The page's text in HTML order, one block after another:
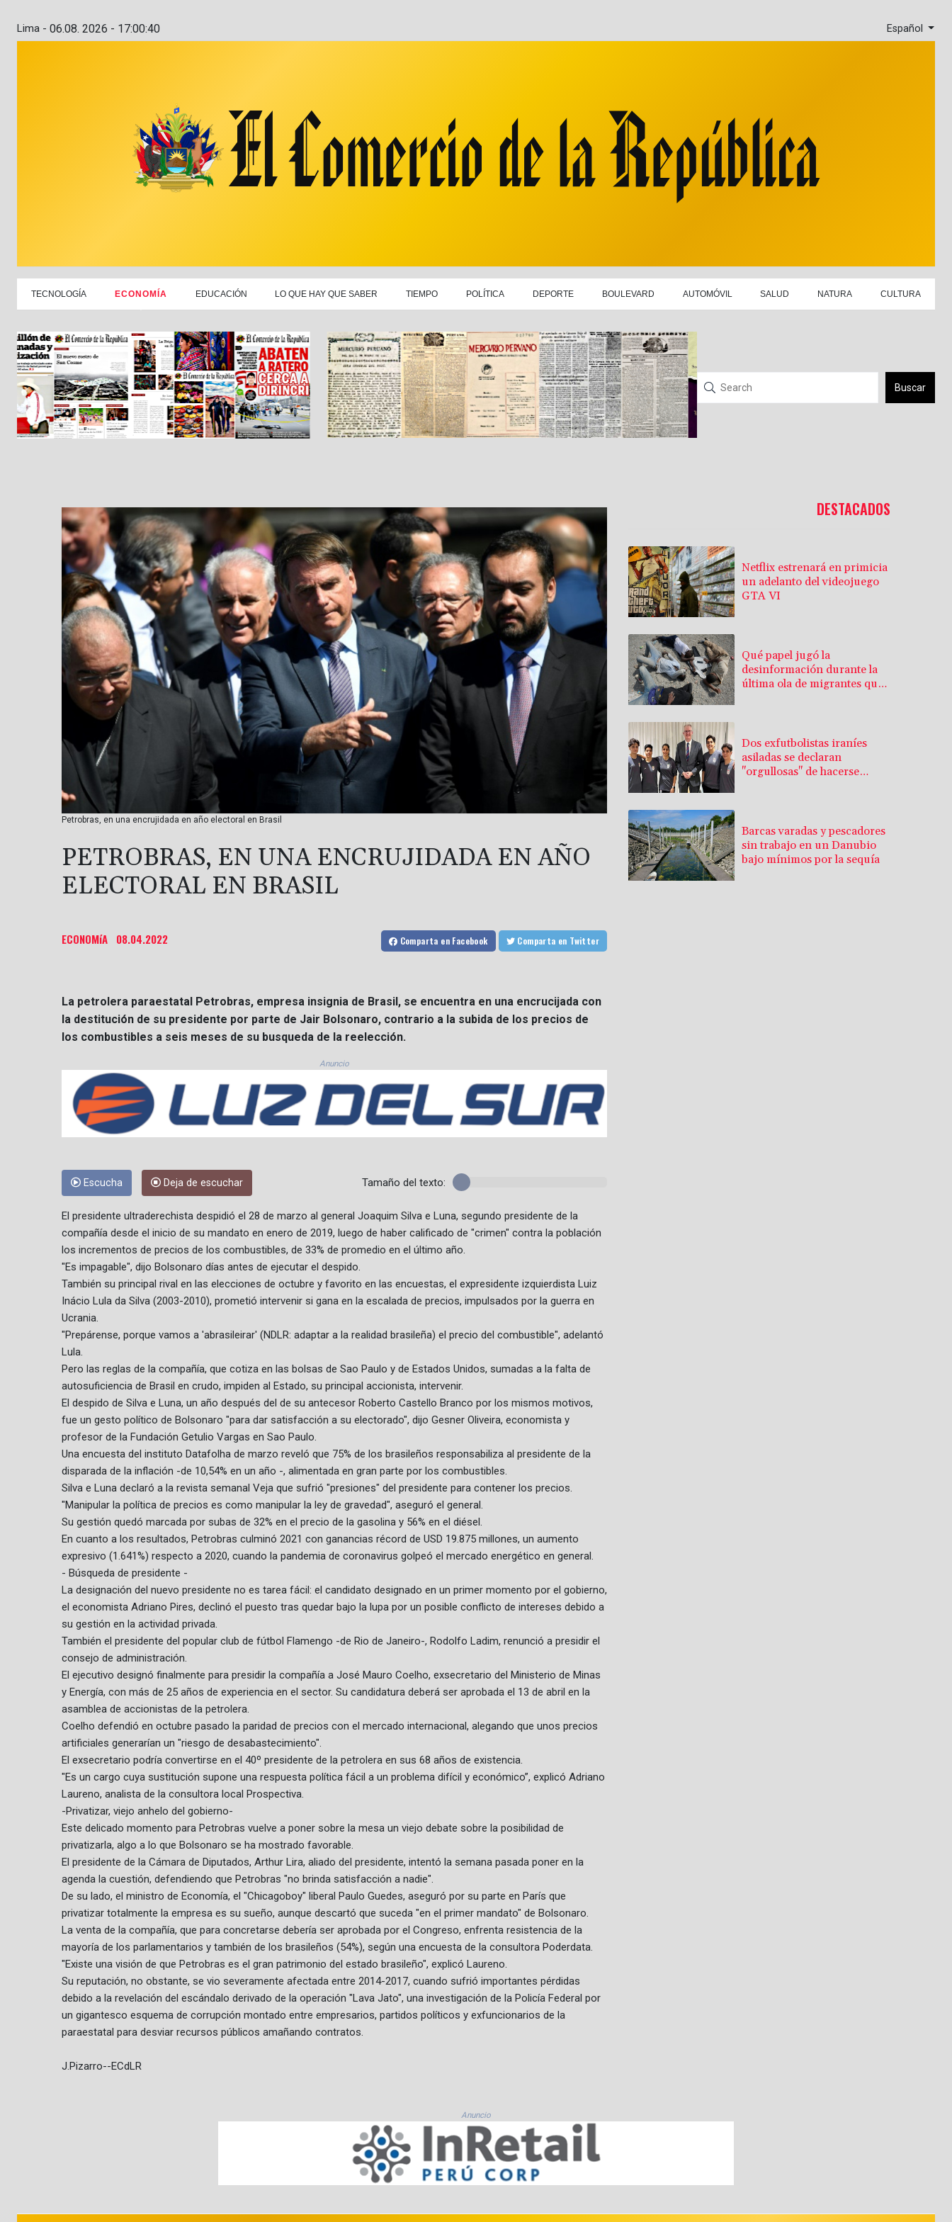
Lima - 06.08. 2026 - 17:00:41 Español
TECNOLOGÍA ECONOMÍA EDUCACIÓN LO QUE HAY QUE SABER TIEMPO POLÍTICA DEPORTE BOULEVARD AUTOMÓVIL SALUD NATURA CULTURA
Buscar
Petrobras, en una encrujidada en año electoral en Brasil
PETROBRAS, EN UNA ENCRUJIDADA EN AÑO
ELECTORAL EN BRASIL
ECONOMíA 08.04.2022 Comparta en Facebook Comparta en Twitter
La petrolera paraestatal Petrobras, empresa insignia de Brasil, se encuentra en una encrucijada con
la destitución de su presidente por parte de Jair Bolsonaro, contrario a la subida de los precios de
los combustibles a seis meses de su busqueda de la reelección.
Anuncio
Escucha Deja de escuchar Tamaño del texto:
El presidente ultraderechista despidió el 28 de marzo al general Joaquim Silva e Luna, segundo presidente de la
compañía desde el inicio de su mandato en enero de 2019, luego de haber calificado de "crimen" contra la población
los incrementos de precios de los combustibles, de 33% de promedio en el último año.
"Es impagable", dijo Bolsonaro días antes de ejecutar el despido.
También su principal rival en las elecciones de octubre y favorito en las encuestas, el expresidente izquierdista Luiz
Inácio Lula da Silva (2003-2010), prometió intervenir si gana en la escalada de precios, impulsados por la guerra en
Ucrania.
"Prepárense, porque vamos a 'abrasileirar' (NDLR: adaptar a la realidad brasileña) el precio del combustible", adelantó
Lula.
Pero las reglas de la compañía, que cotiza en las bolsas de Sao Paulo y de Estados Unidos, sumadas a la falta de
autosuficiencia de Brasil en crudo, impiden al Estado, su principal accionista, intervenir.
El despido de Silva e Luna, un año después del de su antecesor Roberto Castello Branco por los mismos motivos,
fue un gesto político de Bolsonaro "para dar satisfacción a su electorado", dijo Gesner Oliveira, economista y
profesor de la Fundación Getulio Vargas en Sao Paulo.
Una encuesta del instituto Datafolha de marzo reveló que 75% de los brasileños responsabiliza al presidente de la
disparada de la inflación -de 10,54% en un año -, alimentada en gran parte por los combustibles.
Silva e Luna declaró a la revista semanal Veja que sufrió "presiones" del presidente para contener los precios.
"Manipular la política de precios es como manipular la ley de gravedad", aseguró el general.
Su gestión quedó marcada por subas de 32% en el precio de la gasolina y 56% en el diésel.
En cuanto a los resultados, Petrobras culminó 2021 con ganancias récord de USD 19.875 millones, un aumento
expresivo (1.641%) respecto a 2020, cuando la pandemia de coronavirus golpeó el mercado energético en general.
- Búsqueda de presidente -
La designación del nuevo presidente no es tarea fácil: el candidato designado en un primer momento por el gobierno,
el economista Adriano Pires, declinó el puesto tras quedar bajo la lupa por un posible conflicto de intereses debido a
su gestión en la actividad privada.
También el presidente del popular club de fútbol Flamengo -de Rio de Janeiro-, Rodolfo Ladim, renunció a presidir el
consejo de administración.
El ejecutivo designó finalmente para presidir la compañía a José Mauro Coelho, exsecretario del Ministerio de Minas
y Energía, con más de 25 años de experiencia en el sector. Su candidatura deberá ser aprobada el 13 de abril en la
asamblea de accionistas de la petrolera.
Coelho defendió en octubre pasado la paridad de precios con el mercado internacional, alegando que unos precios
artificiales generarían un "riesgo de desabastecimiento".
El exsecretario podría convertirse en el 40º presidente de la petrolera en sus 68 años de existencia.
"Es un cargo cuya sustitución supone una respuesta política fácil a un problema difícil y económico”, explicó Adriano
Laureno, analista de la consultora local Prospectiva.
-Privatizar, viejo anhelo del gobierno-
Este delicado momento para Petrobras vuelve a poner sobre la mesa un viejo debate sobre la posibilidad de
privatizarla, algo a lo que Bolsonaro se ha mostrado favorable.
El presidente de la Cámara de Diputados, Arthur Lira, aliado del presidente, intentó la semana pasada poner en la
agenda la cuestión, defendiendo que Petrobras "no brinda satisfacción a nadie".
De su lado, el ministro de Economía, el "Chicagoboy" liberal Paulo Guedes, aseguró por su parte en París que
privatizar totalmente la empresa es su sueño, aunque descartó que suceda "en el primer mandato" de Bolsonaro.
La venta de la compañía, que para concretarse debería ser aprobada por el Congreso, enfrenta resistencia de la
mayoría de los parlamentarios y también de los brasileños (54%), según una encuesta de la consultora Poderdata.
"Existe una visión de que Petrobras es el gran patrimonio del estado brasileño", explicó Laureno.
Su reputación, no obstante, se vio severamente afectada entre 2014-2017, cuando sufrió importantes pérdidas
debido a la revelación del escándalo derivado de la operación "Lava Jato", una investigación de la Policía Federal por
un gigantesco esquema de corrupción montado entre empresarios, partidos políticos y exfuncionarios de la
paraestatal para desviar recursos públicos amañando contratos.
J.Pizarro--ECdLR
DESTACADOS
Netflix estrenará en primicia
un adelanto del videojuego
GTA VI
Qué papel jugó la
desinformación durante la
última ola de migrantes que
Dos exfutbolistas iraníes
asiladas se declaran
"orgullosas" de hacerse
Barcas varadas y pescadores
sin trabajo en un Danubio
bajo mínimos por la sequía
Anuncio